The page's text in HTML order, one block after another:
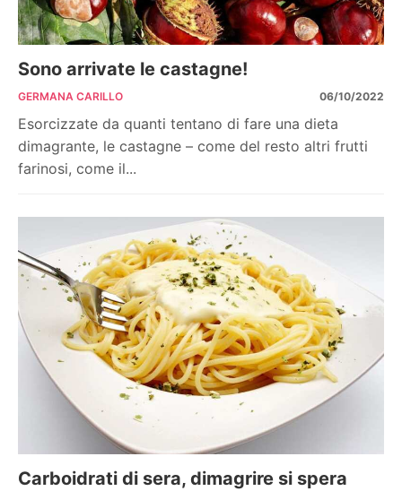
Sono arrivate le castagne!
GERMANA CARILLO 06/10/2022
Esorcizzate da quanti tentano di fare una dieta
dimagrante, le castagne – come del resto altri frutti
farinosi, come il...
Carboidrati di sera, dimagrire si spera